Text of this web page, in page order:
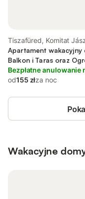
Tiszafüred, Komitat
Szolnok
Apartament wakacyjny
Balkon i Taras oraz
Bezpłatne anulowanie
od155 złza noc
Wakacyjne